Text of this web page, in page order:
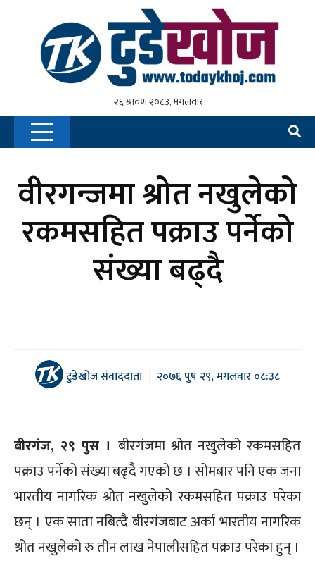
वीरगन्जमा श्रोत नखुलेको
रकमसहित पक्राउ पर्नेको
संख्या बढ्दै
टुडेखोज संवाददाता २०७६ पुष २९, मंगलवार ०८:३८
बीरगंज, २९ पुस । बीरगंजमा श्रोत नखुलेको रकमसहित
पक्राउ पर्नेको संख्या बढ्दै गएको छ । सोमबार पनि एक जना
भारतीय नागरिक श्रोत नखुलेको रकमसहित पक्राउ परेका
छन् । एक साता नबित्दै बीरगंजबाट अर्का भारतीय नागरिक
श्रोत नखुलेको रु तीन लाख नेपालीसहित पक्राउ परेका हुन् ।